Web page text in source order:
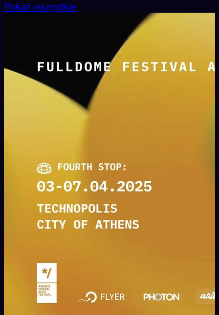
Pokaż wszystkie